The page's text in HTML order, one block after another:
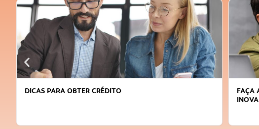
DICAS PARA OBTER CRÉDITO
FAÇA